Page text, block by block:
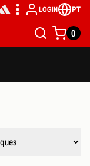
LOGIN PT
0